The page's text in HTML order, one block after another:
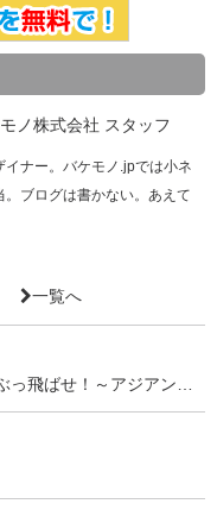
ノ株式会社 スタッフ
ナー。バケモノ.jpでは小ネ
。ブログは書かない。あえて
一覧へ